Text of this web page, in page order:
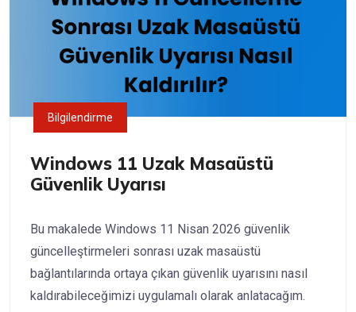
Bilgilendirme
Windows 11 Uzak Masaüstü
Güvenlik Uyarısı
Bu makalede Windows 11 Nisan 2026 güvenlik
güncelleştirmeleri sonrası uzak masaüstü
bağlantılarında ortaya çıkan güvenlik uyarısını nasıl
kaldırabileceğimizi uygulamalı olarak anlatacağım.